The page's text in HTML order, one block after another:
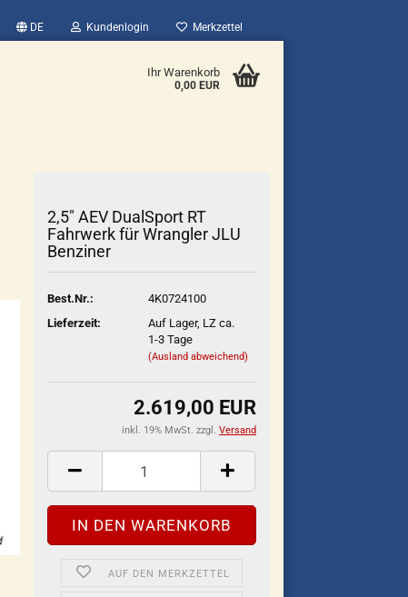
DE Kundenlogin Merkzettel
Ihr Warenkorb
0,00 EUR
2,5" AEV DualSport RT
Fahrwerk für Wrangler JLU
Benziner
Best.Nr.:
4K0724100
Lieferzeit:
Auf Lager, LZ ca.
1-3 Tage
(Ausland abweichend)
2.619,00 EUR
inkl. 19% MwSt. zzgl. Versand
AUF DEN MERKZETTEL